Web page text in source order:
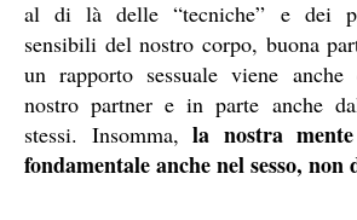
al di là delle “tecniche” e dei
sensibili del nostro corpo, buona
un rapporto sessuale viene
nostro partner e in parte anche
stessi. Insomma,la nostra
fondamentale anche nel sesso,